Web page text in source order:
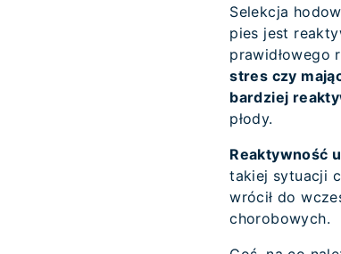
Selekcja
pies jest
prawidłowego
stres czy
bardziej
płody.
Reaktywność
takiej sytuacji
wrócił do
chorobowych.